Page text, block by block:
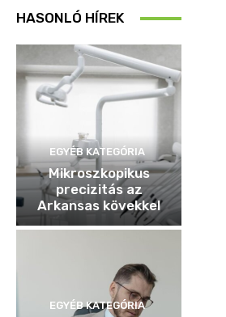
HASONLÓ HÍREK
EGYÉB KATEGÓRIA
Mikroszkopikus
precizitás az
Arkansas kövekkel
EGYÉB KATEGÓRIA